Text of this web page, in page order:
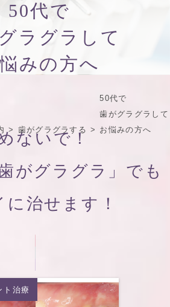
50代で
ラグラして
みの方へ
歯がグラグラする
50代で
歯がグラグラして
お悩みの方へ
ないで！
がグラグラ」でも
に治せます！
ト治療